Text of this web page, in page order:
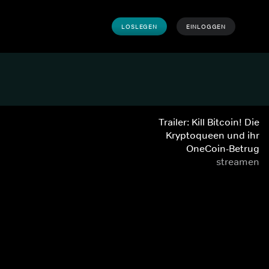
LOSLEGEN EINLOGGEN
Trailer: Kill Bitcoin! Die
Kryptoqueen und ihr
OneCoin-Betrug
streamen